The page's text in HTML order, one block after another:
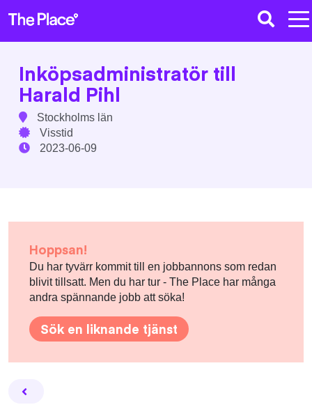
Inköpsadministratör till
Harald Pihl
Stockholms län
Visstid
2023-06-09
Hoppsan!
Du har tyvärr kommit till en jobbannons som redan
blivit tillsatt. Men du har tur - The Place har många
andra spännande jobb att söka!
Sök en liknande tjänst